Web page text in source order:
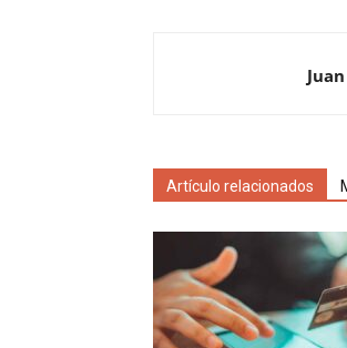
Artículo relacionados